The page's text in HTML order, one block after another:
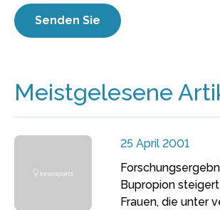
Meistgelesene
25 April 2001
Bupropion
Frauen, die unter